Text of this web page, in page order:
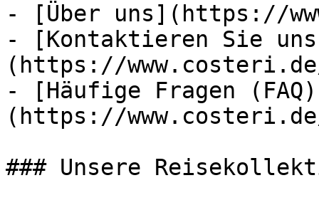
- [Über uns](https://
- [Kontaktieren Sie
(https://
- [Häufige Fragen
(https://
### Unsere